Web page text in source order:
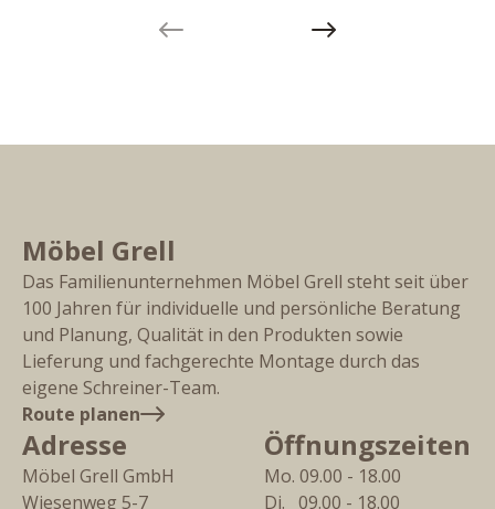
Next slide
Möbel Grell
Das Familienunternehmen Möbel Grell steht seit über
100 Jahren für individuelle und persönliche Beratung
und Planung, Qualität in den Produkten sowie
Lieferung und fachgerechte Montage durch das
eigene Schreiner-Team.
Route planen
Adresse
Möbel Grell GmbH
Wiesenweg 5-7
Öffnungszeiten
Mo. 09.00 - 18.00
Di.   09.00 - 18.00